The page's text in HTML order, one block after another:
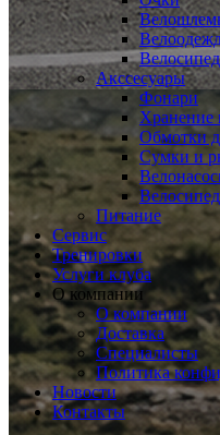
Акссесуары
Фонари
Хранение
Обмотки
Сумки и
Питание
Сервис
Тренировки
Услуги клуба
О компании
О компании
Доставка
Специалисты
Политика
Новости
Контакты